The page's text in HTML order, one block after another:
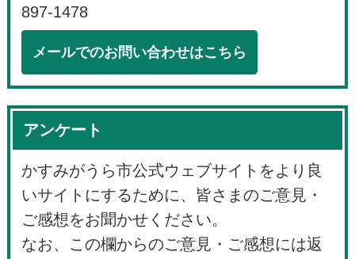
897-1478
メールでのお問い合わせはこちら
アンケート
かすみがうら市公式ウェブサイトをより良
いサイトにするために、皆さまのご意見・
ご感想をお聞かせください。
なお、この欄からのご意見・ご感想には返